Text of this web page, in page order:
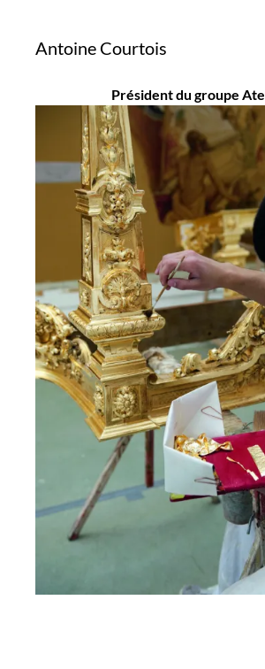
Antoine Courtois
Président du groupe